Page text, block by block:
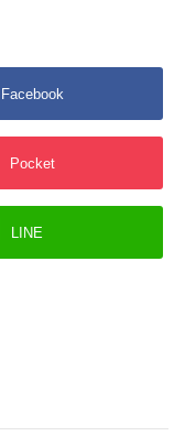
Facebook
Pocket
LINE